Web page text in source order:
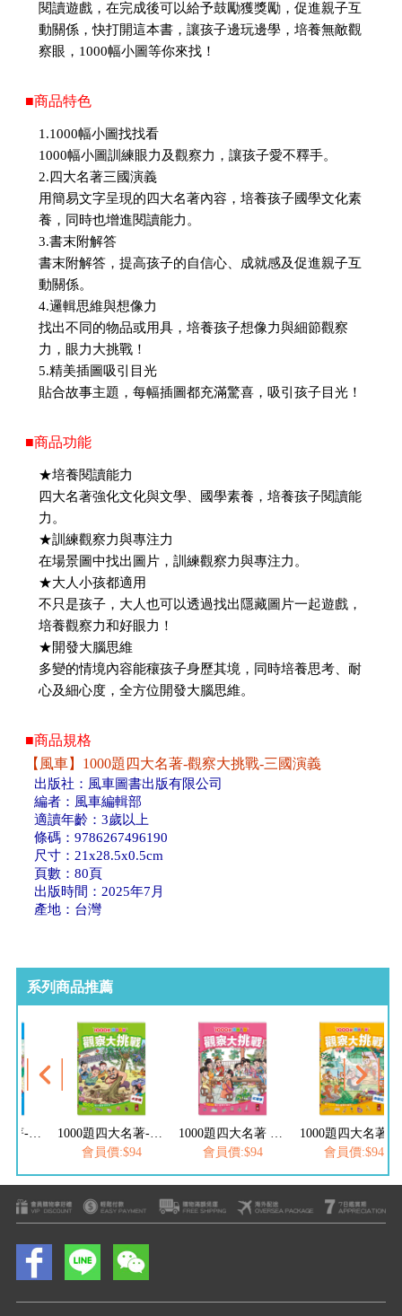
閱讀遊戲，在完成後可以給予鼓勵獲獎勵，促進親子互
動關係，快打開這本書，讓孩子邊玩邊學，培養無敵觀
察眼，1000幅小圖等你來找！
■商品特色
1.1000幅小圖找找看
1000幅小圖訓練眼力及觀察力，讓孩子愛不釋手。
2.四大名著三國演義
用簡易文字呈現的四大名著內容，培養孩子國學文化素
養，同時也增進閱讀能力。
3.書末附解答
書末附解答，提高孩子的自信心、成就感及促進親子互
動關係。
4.邏輯思維與想像力
找出不同的物品或用具，培養孩子想像力與細節觀察
力，眼力大挑戰！
5.精美插圖吸引目光
貼合故事主題，每幅插圖都充滿驚喜，吸引孩子目光！
■商品功能
★培養閱讀能力
四大名著強化文化與文學、國學素養，培養孩子閱讀能
力。
★訓練觀察力與專注力
在場景圖中找出圖片，訓練觀察力與專注力。
★大人小孩都適用
不只是孩子，大人也可以透過找出隱藏圖片一起遊戲，
培養觀察力和好眼力！
★開發大腦思維
多變的情境內容能穰孩子身歷其境，同時培養思考、耐
心及細心度，全方位開發大腦思維。
■商品規格
【風車】1000題四大名著-觀察大挑戰-三國演義
出版社：風車圖書出版有限公司
編者：風車編輯部
適讀年齡：3歲以上
條碼：9786267496190
尺寸：21x28.5x0.5cm
頁數：80頁
出版時間：2025年7月
產地：台灣
系列商品推薦
會員價:$94
會員價:$94
會員價:$94